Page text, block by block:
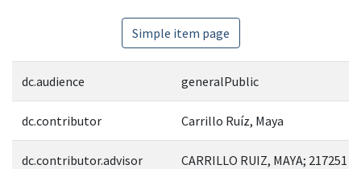
Simple item page
dc.audience generalPublic
dc.contributor Carrillo Ruíz, Maya
dc.contributor.advisor CARRILLO RUIZ, MAYA; 217251